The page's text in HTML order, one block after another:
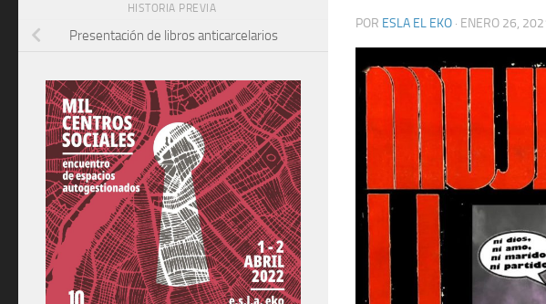
POR ESLA EL EKO · ENERO 26,
HISTORIA PREVIA
Presentación de libros anticarcelarios